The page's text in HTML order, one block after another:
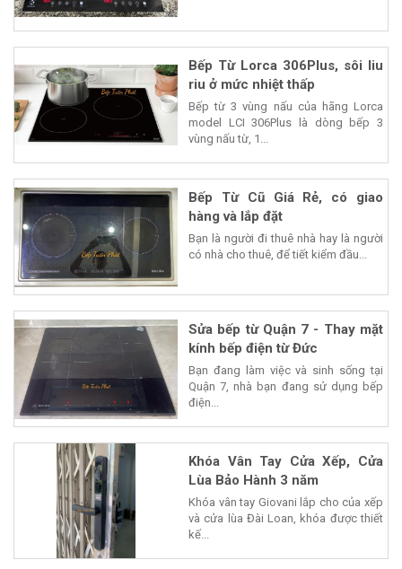
Bếp Từ Lorca 306Plus, sôi liu
riu ở mức nhiệt thấp
Bếp từ 3 vùng nấu của hãng Lorca
model LCI 306Plus là dòng bếp 3
vùng nấu từ, 1...
Bếp Từ Cũ Giá Rẻ, có giao
hàng và lắp đặt
Bạn là người đi thuê nhà hay là người
có nhà cho thuê, để tiết kiểm đầu...
Sửa bếp từ Quận 7 - Thay mặt
kính bếp điện từ Đức
Bạn đang làm việc và sinh sống tại
Quận 7, nhà bạn đang sử dụng bếp
điện...
Khóa Vân Tay Cửa Xếp, Cửa
Lùa Bảo Hành 3 năm
Khóa vân tay Giovani lắp cho của xếp
và cửa lùa Đài Loan, khóa được thiết
kế...